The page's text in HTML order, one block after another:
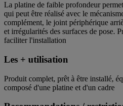
La platine de faible profondeur
qui peut être réalisé avec le
complément, le joint périphérique
et irrégularités des surfaces de pose.
faciliter l'installation
Les + utilisation
Produit complet, prêt à être installé,
composé d'une platine et d'un cadre